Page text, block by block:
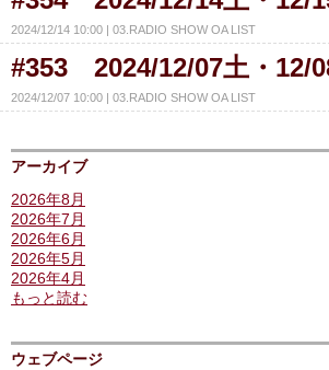
2024/12/14 10:00 03.RADIO SHOW OA LIST
#353 2024/12/07土・12/
2024/12/07 10:00 03.RADIO SHOW OA LIST
アーカイブ
2026年8月
2026年7月
2026年6月
2026年5月
2026年4月
もっと読む
ウェブページ